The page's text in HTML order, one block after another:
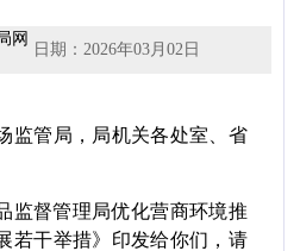
网
日期： 2026年03月02日
监管局，局机关各处室、省
督管理局优化营商环境推
若干举措》印发给你们，请